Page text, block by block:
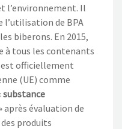
l’environnement. Il
l’utilisation de BPA
biberons. En 2015,
tous les contenants
est officiellement
(UE) comme
substance
après évaluation de
des produits